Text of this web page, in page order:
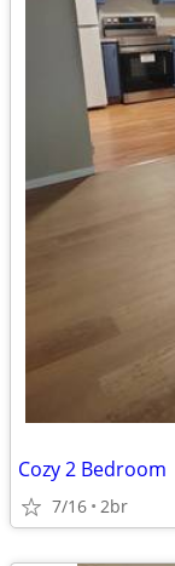
Cozy 2 Bedroom
7/16 2br